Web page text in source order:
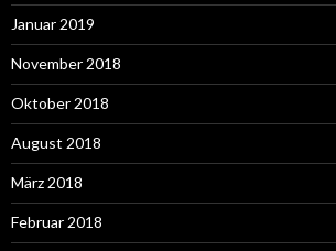
Januar 2019
November 2018
Oktober 2018
August 2018
März 2018
Februar 2018